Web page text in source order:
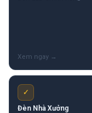
✓
Đèn Nhà Xưởng